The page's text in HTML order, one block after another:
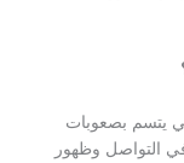
يتسم بصعوبات
التواصل وظهور